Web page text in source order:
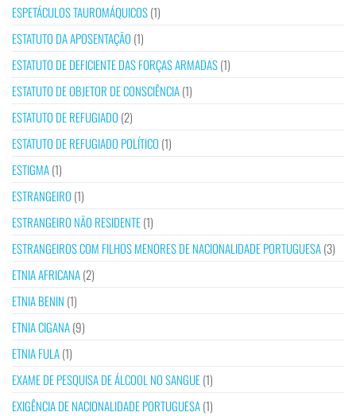
ESPETÁCULOS TAUROMÁQUICOS(1)
ESTATUTO DA APOSENTAÇÃO (1)
ESTATUTO DE DEFICIENTE DAS FORÇAS ARMADAS(1)
ESTATUTO DE OBJETOR DE CONSCIÊNCIA(1)
ESTATUTO DE REFUGIADO (2)
ESTATUTO DE REFUGIADO POLÍTICO (1)
ESTIGMA(1)
ESTRANGEIRO (1)
ESTRANGEIRO NÃO RESIDENTE(1)
ESTRANGEIROS COM FILHOS MENORES DE NACIONALIDADE PORTUGUESA(3)
ETNIA AFRICANA(2)
ETNIA BENIN (1)
ETNIA CIGANA(9)
ETNIA FULA(1)
EXAME DE PESQUISA DE ÁLCOOL NO SANGUE(1)
EXIGÊNCIA DE NACIONALIDADE PORTUGUESA(1)